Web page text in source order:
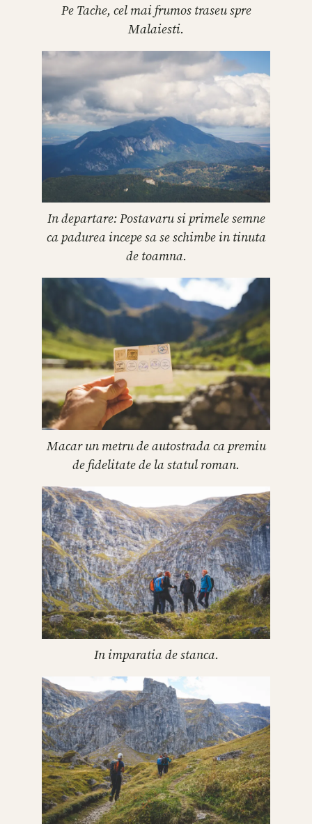
Pe Tache, cel mai frumos traseu spre
Malaiesti.
In departare: Postavaru si primele semne
ca padurea incepe sa se schimbe in tinuta
de toamna.
Macar un metru de autostrada ca premiu
de fidelitate de la statul roman.
In imparatia de stanca.